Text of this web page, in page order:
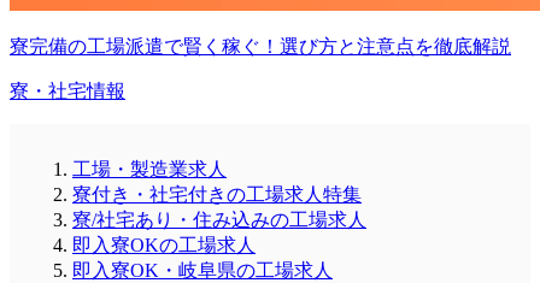
寮完備の工場派遣で賢く稼ぐ！選び方と注意点を徹底解説
寮・社宅情報
工場・製造業求人
寮付き・社宅付きの工場求人特集
寮/社宅あり・住み込みの工場求人
即入寮OKの工場求人
即入寮OK・岐阜県の工場求人